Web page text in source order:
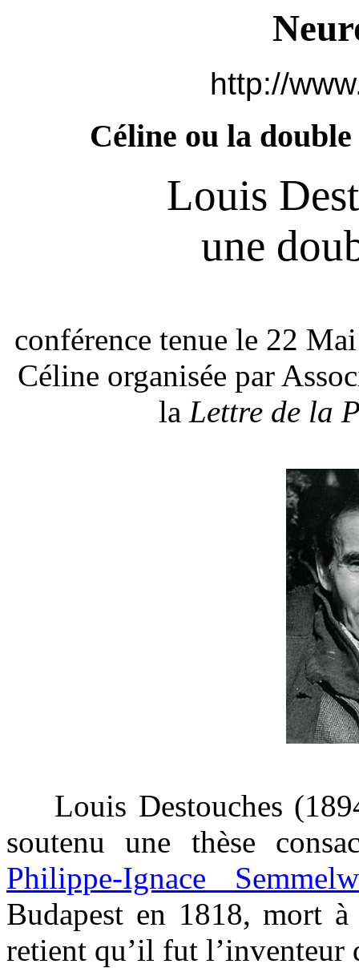
http://
Céline ou la
Louis
une
conférence tenue le 22
Céline organisée par
la Lettre de la
Louis Destouches
soutenu une thèse
Philippe-Ignace
Budapest en 1818, mort
retient qu’il fut l’inventeur